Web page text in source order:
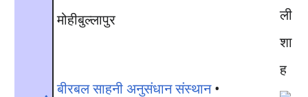
ली
शा
ह
मोहीबुल्लापुर
बीरबल साहनी अनुसंधान संस्थान•